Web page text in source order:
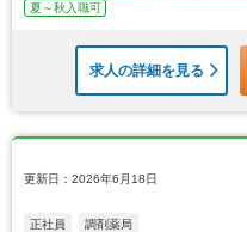
夏～秋入職可
求人の詳細を見る
更新日：2026年6月18日
正社員 調剤薬局